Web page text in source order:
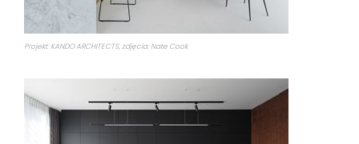
Projekt: KANDO ARCHITECTS, zdjęcia: Nate Cook